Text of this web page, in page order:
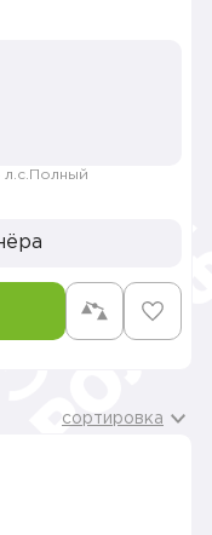
л.с. Полный
сортировка